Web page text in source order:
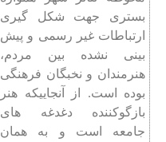
بستری جهت شکل گیری
ارتباطات غیر رسمی و پیش
بینی نشده بین مردم،
هنرمندان و نخبگان فرهنگی
بوده است. از آنجاییکه هنر
بازگوکننده دغدغه های
جامعه است و به همان